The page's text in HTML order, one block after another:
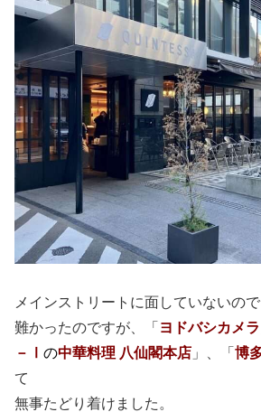
メインストリートに面していないの
難かったのですが、「 ヨドバシカメラ
－Ⅰ の中華料理 八仙閣本店 」、「 博
て
無事たどり着けました。